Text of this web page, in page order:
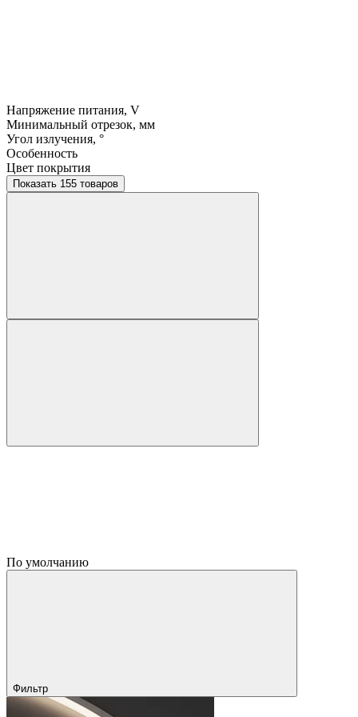
Напряжение питания, V
Минимальный отрезок, мм
Угол излучения, °
Особенность
Цвет покрытия
Показать 155 товаров
По умолчанию
Фильтр